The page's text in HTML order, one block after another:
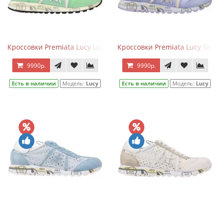
Кроссовки Premiata Lucy Light Green
9990р.
Есть в наличии Модель: Lucy
Кроссовки Premiata Lucy Sky
9990р.
Есть в наличии Модель: Lucy